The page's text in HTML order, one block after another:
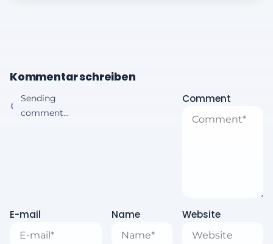
Kommentar schreiben
Sending
comment...
Comment
E-mail Name Website